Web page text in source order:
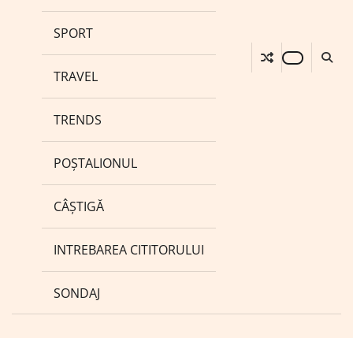
SPORT
TRAVEL
TRENDS
POȘTALIONUL
CÂȘTIGĂ
INTREBAREA CITITORULUI
SONDAJ